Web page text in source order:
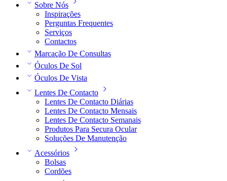
Sobre Nós
Inspirações
Perguntas Frequentes
Serviços
Contactos
Marcação De Consultas
Óculos De Sol
Óculos De Vista
Lentes De Contacto
Lentes De Contacto Diárias
Lentes De Contacto Mensais
Lentes De Contacto Semanais
Produtos Para Secura Ocular
Soluções De Manutenção
Acessórios
Bolsas
Cordões